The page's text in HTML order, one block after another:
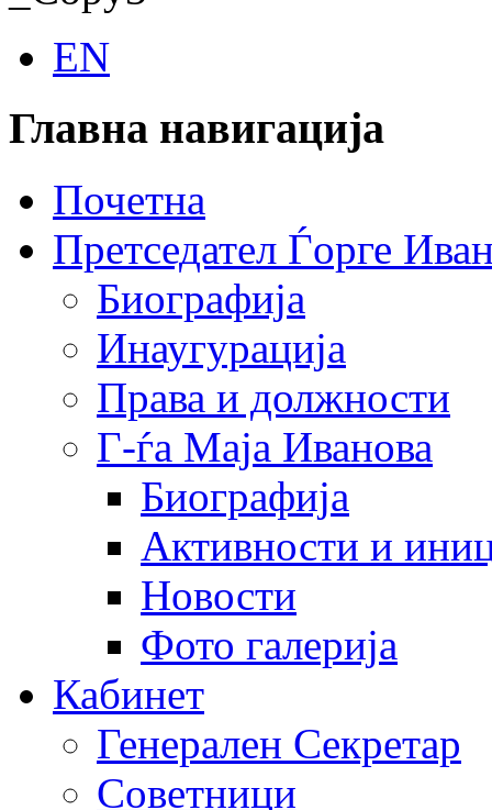
EN
Главна навигација
Почетна
Претседател Ѓорге
Биографија
Инаугурација
Права и должности
Г-ѓа Маја Иванова
Биографија
Активности и
Новости
Фото галерија
Кабинет
Генерален Секретар
Советници